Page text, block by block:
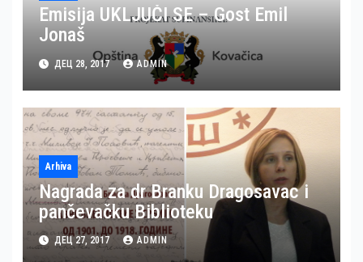
Emisija UKLJUČI SE – Gost Emil
Jonaš
ДЕЦ 28, 2017 ADMIN
Arhiva
Nagrada za dr Branku Dragosavac i
pančevačku Biblioteku
ДЕЦ 27, 2017 ADMIN